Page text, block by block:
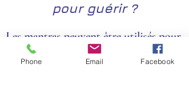
pour guérir ?
Les mantras peuvent être utilisés pour
se soigner soi-même ou pour soigner
les autres. Traditionnellement il y a six
Phone Email Facebook